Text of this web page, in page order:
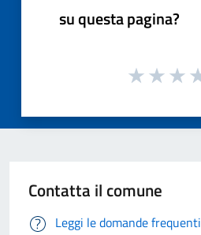
su questa pagina?
Contatta il comune
Leggi le domande frequenti